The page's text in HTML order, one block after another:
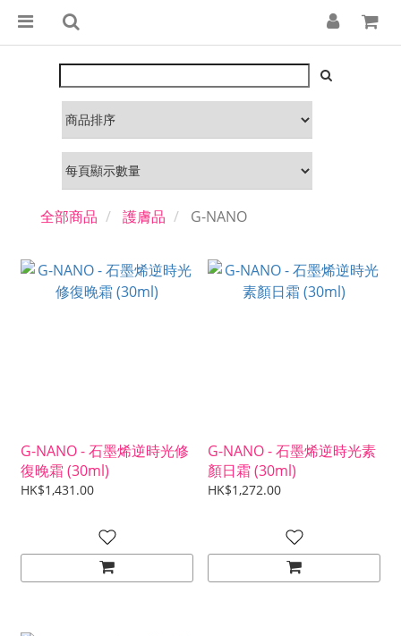
全部商品 護膚品 G-NANO
G-NANO - 石墨烯逆時光修
復晚霜 (30ml)
HK$1,431.00
G-NANO - 石墨烯逆時光素
顏日霜 (30ml)
HK$1,272.00